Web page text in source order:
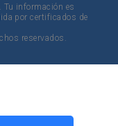
Tu información es
por certificados de
reservados.